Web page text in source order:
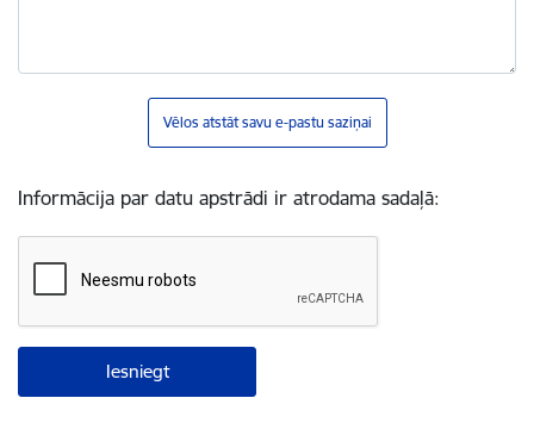
Vēlos atstāt savu e-pastu saziņai
Informācija par datu apstrādi ir atrodama sadaļā: